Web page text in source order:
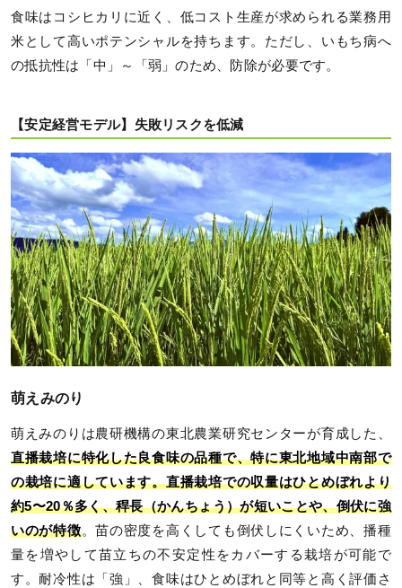
食味はコシヒカリに近く、低コスト生産が求められる業務用
米として高いポテンシャルを持ちます。ただし、いもち病へ
の抵抗性は「中」～「弱」のため、防除が必要です。
【安定経営モデル】失敗リスクを低減
萌えみのり
萌えみのりは農研機構の東北農業研究センターが育成した、
直播栽培に特化した良食味の品種で、特に東北地域中南部で
の栽培に適しています。直播栽培での収量はひとめぼれより
約5〜20％多く、稈長（かんちょう）が短いことや、倒伏に強
いのが特徴。苗の密度を高くしても倒伏しにくいため、播種
量を増やして苗立ちの不安定性をカバーする栽培が可能で
す。耐冷性は「強」、食味はひとめぼれと同等と高く評価さ